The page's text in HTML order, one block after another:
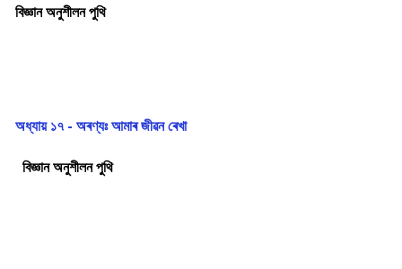
বিজ্ঞান অনুশীলন পুথি
অধ্যায় ১৭ - অৰণ্যঃ আমাৰ জীৱন ৰেখা
বিজ্ঞান অনুশীলন পুথি